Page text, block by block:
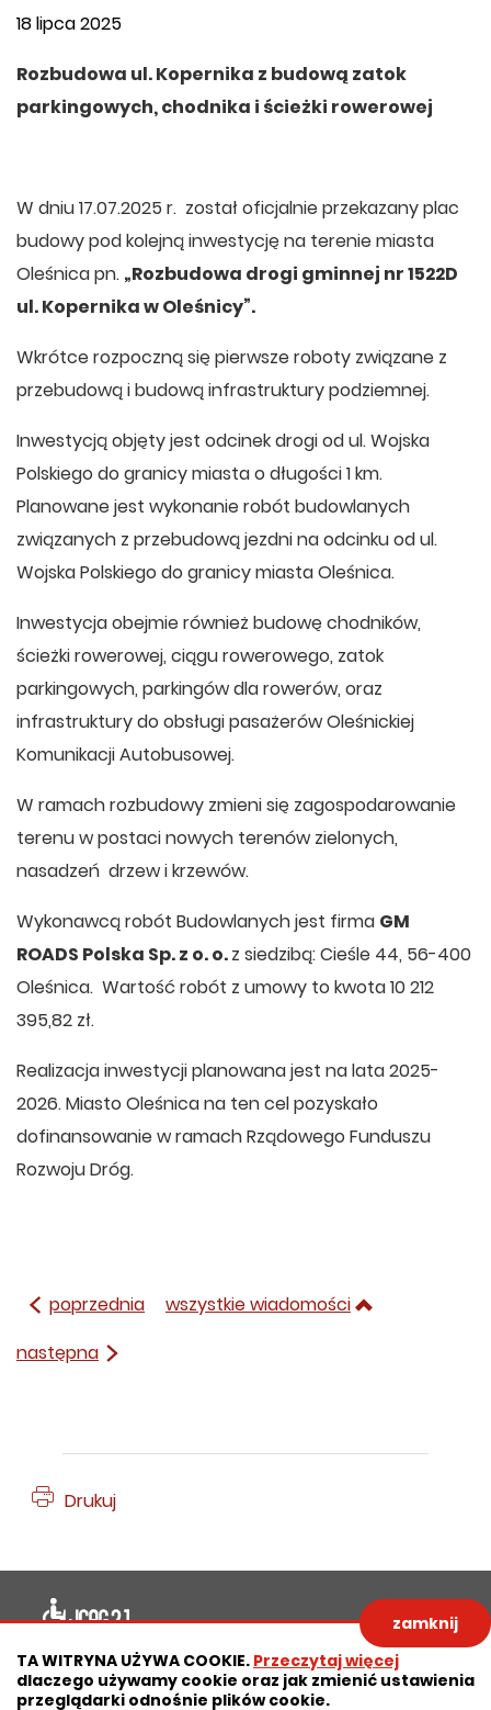
TA WITRYNA UŻYWA COOKIE. Przeczytaj więcej
dlaczego używamy cookie oraz jak zmienić ustawienia
przeglądarki odnośnie plików cookie.
zamknij
18 lipca 2025
Rozbudowa ul. Kopernika z budową zatok
parkingowych, chodnika i ścieżki rowerowej
W dniu 17.07.2025 r. został oficjalnie przekazany plac
budowy pod kolejną inwestycję na terenie miasta
Oleśnica pn. „Rozbudowa drogi gminnej nr 1522D
ul. Kopernika w Oleśnicy”.
Wkrótce rozpoczną się pierwsze roboty związane z
przebudową i budową infrastruktury podziemnej.
Inwestycją objęty jest odcinek drogi od ul. Wojska
Polskiego do granicy miasta o długości 1 km.
Planowane jest wykonanie robót budowlanych
związanych z przebudową jezdni na odcinku od ul.
Wojska Polskiego do granicy miasta Oleśnica.
Inwestycja obejmie również budowę chodników,
ścieżki rowerowej, ciągu rowerowego, zatok
parkingowych, parkingów dla rowerów, oraz
infrastruktury do obsługi pasażerów Oleśnickiej
Komunikacji Autobusowej.
W ramach rozbudowy zmieni się zagospodarowanie
terenu w postaci nowych terenów zielonych,
nasadzeń drzew i krzewów.
Wykonawcą robót Budowlanych jest firma GM
ROADS Polska Sp. z o. o.z siedzibą: Cieśle 44, 56-400
Oleśnica. Wartość robót z umowy to kwota 10 212
395,82 zł.
Realizacja inwestycji planowana jest na lata 2025-
2026. Miasto Oleśnica na ten cel pozyskało
dofinansowanie w ramach Rządowego Funduszu
Rozwoju Dróg.
poprzednia
wszystkie wiadomości
następna
Drukuj
Deklaracja dostępności
Polityka prywatności
Zastrzeżenia prawne
RODO
Deklaracja dostępności